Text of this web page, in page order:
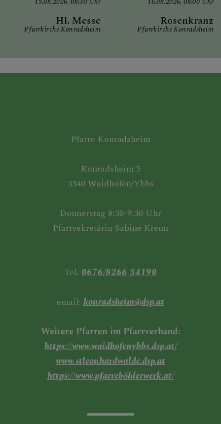
Hl. Messe
Pfarrkirche Konradsheim
Rosenkranz
Pfarrkirche Konradsheim
Pfarre Konradsheim
Konradsheim 5
3340 Waidhofen/Ybbs
Donnerstag 8:30-9:30 Uhr
Pfarrsekretärin Sabine Krenn
Tel. 0676/8266 34190
email: konradsheim@dsp.at
Weitere Pfarren im Pfarrverband:
https://www.waidhofenybbs.dsp.at/
www.stleonhardwalde.dsp.at
https://www.pfarreböhlerwerk.at/